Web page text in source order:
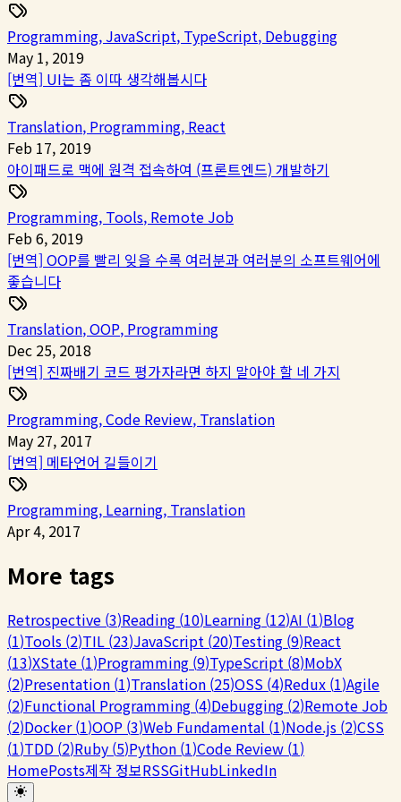
Programming, JavaScript, TypeScript, Debugging
May 1, 2019
[번역] UI는 좀 이따 생각해봅시다
Translation, Programming, React
Feb 17, 2019
아이패드로 맥에 원격 접속하여 (프론트엔드) 개발하기
Programming, Tools, Remote Job
Feb 6, 2019
[번역] OOP를 빨리 잊을 수록 여러분과 여러분의 소프트웨어에
좋습니다
Translation,OOP, Programming
Dec 25, 2018
[번역] 진짜배기 코드 평가자라면 하지 말아야 할 네 가지
Programming,Code Review, Translation
May 27, 2017
[번역] 메타언어 길들이기
Programming, Learning, Translation
Apr 4, 2017
More tags
Retrospective (3)Reading (10)Learning (12)AI (1)Blog
(1)Tools (2)TIL (23)JavaScript (20)Testing (9)React
(13)XState (1)Programming (9)TypeScript (8)MobX
(2)Presentation (1)Translation (25)OSS (4)Redux (1)Agile
(2)Functional Programming (4)Debugging (2)Remote Job
(2)Docker (1)OOP (3)Web Fundamental (1)Node.js (2)CSS
(1)TDD (2)Ruby (5)Python (1)Code Review (1)
HomePosts제작 정보RSSGitHubLinkedIn